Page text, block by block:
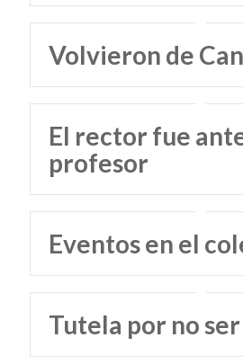
Volvieron de
El rector fue
profesor
Eventos en el
Tutela por no